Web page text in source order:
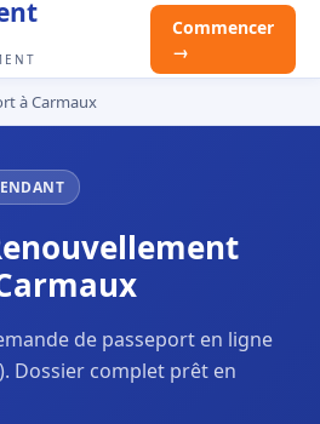
Commencer
→
à Carmaux
de passeport en ligne
Dossier complet prêt en